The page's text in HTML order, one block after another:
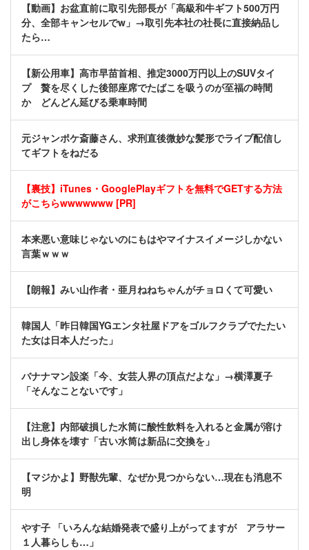
【動画】お盆直前に取引先部長が「高級和牛ギフト500万円
分、全部キャンセルでw」→取引先本社の社長に直接納品し
たら…
【新公用車】高市早苗首相、推定3000万円以上のSUVタイ
プ 贅を尽くした後部座席でたばこを吸うのが至福の時間
か どんどん延びる乗車時間
元ジャンポケ斎藤さん、求刑直後微妙な髪形でライブ配信し
てギフトをねだる
【裏技】iTunes・GooglePlayギフトを無料でGETする方法
がこちらwwwwwww [PR]
本来悪い意味じゃないのにもはやマイナスイメージしかない
言葉ｗｗｗ
【朗報】みい山作者・亜月ねねちゃんがチョロくて可愛い
韓国人「昨日韓国YGエンタ社屋ドアをゴルフクラブでたたい
た女は日本人だった」
バナナマン設楽「今、女芸人界の頂点だよな」→横澤夏子
「そんなことないです」
【注意】内部破損した水筒に酸性飲料を入れると金属が溶け
出し身体を壊す「古い水筒は新品に交換を」
【マジかよ】野獣先輩、なぜか見つからない…現在も消息不
明
やす子 「いろんな結婚発表で盛り上がってますが アラサー
１人暮らしも…」